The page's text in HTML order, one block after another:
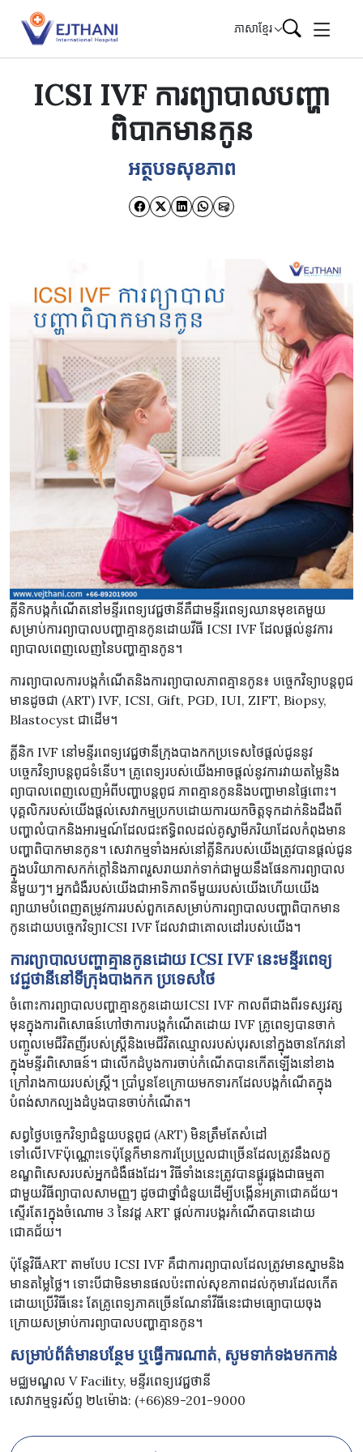
Skip to content
ភាសាខ្មែរ
ICSI IVF ការព្យាបាលបញ្ហា
ពិបាកមានកូន
អត្ថបទសុខភាព
គ្លីនិកបង្កកំណើតនៅមន្ទីរពេទ្យវេជ្ជថានីគឺជាមន្ទីរពេទ្យឈានមុខគេមួយ
សម្រាប់ការព្យាបាលបញ្ហាគ្មានកូនដោយវីធី ICSI IVF ដែលផ្តល់នូវការ
ព្យាបាលពេញលេញនៃបញ្ហាគ្មានកូន។
ការព្យាបាលការបង្កកំណើតនិងការព្យាបាលភាពគ្មានកូន៖ បច្ចេកវិទ្យាបន្តពូជ
មានដូចជា (ART) IVF, ICSI, Gift, PGD, IUI, ZIFT, Biopsy,
Blastocyst ជាដើម។
គ្លីនិក IVF នៅមន្ទីរពេទ្យវេជ្ជថានីក្រុងបាងកកប្រទេសថៃផ្តល់ជូននូវ
បច្ចេកវិទ្យាបន្តពូជទំនើប។ គ្រូពេទ្យរបស់យើងអាចផ្តល់នូវការវាយតម្លៃនិង
ព្យាបាលពេញលេញអំពីបញ្ហាបន្តពូជ ភាពគ្មានកូននិងបញ្ហាមានផ្ទៃពោះ។
បុគ្គលិករបស់យើងផ្តល់សេវាកម្មប្រកបដោយការយកចិត្តទុកដាក់និងដឹងពី
បញ្ហាលំបាកនិងអារម្មណ៍ដែលជះឥទ្ធិពលដល់គូស្វាមីភរិយាដែលកំពុងមាន
បញ្ហាពិបាកមានកូន។ សេវាកម្មទាំងអស់នៅគ្លីនិករបស់យើងត្រូវបានផ្តល់ជូន
ក្នុងបរិយាកាសកក់ក្តៅនិងភាពរួសរាយរាក់ទាក់ជាមួយនឹងផែនការព្យាបាល
នីមួយៗ។ អ្នកជំងឺរបស់យើងជាអាទិភាពទីមួយរបស់យើងហើយយើង
ព្យាយាមបំពេញតម្រូវការរបស់ពួកគេសម្រាប់ការព្យាបាលបញ្ហាពិបាកមាន
កូនដោយបច្ចេកវិទ្យាICSI IVF ដែលវាជាគោលដៅរបស់យើង។
ការព្យាបាលបញ្ហាគ្មានកូនដោយ ICSI IVF នេះមន្ទីរពេទ្យ
វេជ្ជថានីនៅទីក្រុងបាងកក ប្រទេសថៃ
ចំពោះការព្យាបាលបញ្ហាគ្មានកូនដោយICSI IVF កាលពីជាងពីរទស្សវត្ស
មុនក្នុងការពិសោធន៍ហៅថាការបង្កកំណើតដោយ IVF គ្រូពេទ្យបានចាក់
បញ្ចូលមេជីវិតញីរបស់ស្ត្រីនិងមេជីវិតឈ្មោលរបស់បុរសនៅក្នុងចានកែវនៅ
ក្នុងមន្ទីរពិសោធន៍។ ជាលើកដំបូងការចាប់កំណើតបានកើតឡើងនៅខាង
ក្រៅរាងកាយរបស់ស្ត្រី។ ប្រាំបួនខែក្រោយមកទារកដែលបង្កកំណើតក្នុង
បំពង់សាកល្បងដំបូងបានចាប់កំណើត។
សព្វថ្ងៃបច្ចេកវិទ្យាជំនួយបន្តពូជ (ART) មិនត្រឹមតែសំដៅ
ទៅលើIVFប៉ុណ្ណោះទេប៉ុន្តែក៏មានការប្រែប្រួលជាច្រើនដែលត្រូវនឹងលក្ខ
ខណ្ឌពិសេសរបស់អ្នកជំងឺផងដែរ។ វិធីទាំងនេះត្រូវបានផ្គូរផ្គងជាធម្មតា
ជាមួយវិធីព្យាបាលសាមញ្ញៗ ដូចជាថ្នាំជំនួយដើម្បីបង្កើនអត្រាជោគជ័យ។
ស្ទើរតែ1ក្នុងចំណោម 3 នៃវដ្ត ART ផ្តល់ការបង្ករកំណើតបានដោយ
ជោគជ័យ។
ប៉ុន្តែវិធីART តាមបែប ICSI IVF គឺជាការព្យាបាលដែលត្រូវមានស្នាមនិង
មានតម្លៃថ្លៃ។ ទោះបីជាមិនមានផលប៉ះពាល់សុខភាពដល់កុមារដែលកើត
ដោយប្រើវិធីនេះ តែគ្រូពេទ្យភាគច្រើនណែនាំវីធីនេះជាមធ្យោបាយចុង
ក្រោយសម្រាប់ការព្យាបាលបញ្ហាគ្មានកូន។
សម្រាប់ព័ត៌មានបន្ថែម ឬធ្វើការណាត់, សូមទាក់ទងមកកាន់
មជ្ឈមណ្ឌល V Facility, មន្ទីរពេទ្យវេជ្ជថានី
សេវាកម្មទូរស័ព្ទ ២៤ម៉ោង: (+66)89-201-9000